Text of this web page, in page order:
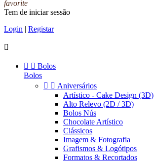
favorite
Tem de iniciar sessão
Login | Registar

  Bolos
Bolos
  Aniversários
Artístico - Cake Design (3D)
Alto Relevo (2D / 3D)
Bolos Nús
Chocolate Artístico
Clássicos
Imagem & Fotografia
Grafismos & Logótipos
Formatos & Recortados